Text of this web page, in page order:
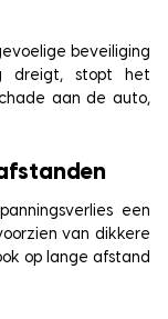
beveiliging
dreigt, stopt het
aan de auto,
een
van dikkere
op lange afstand